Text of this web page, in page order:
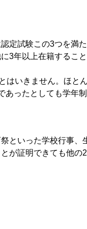
定試験この3つを満
3年以上在籍するこ
はいきません。 ほと
あったとしても学年
といった学校行事、
が証明できても他の